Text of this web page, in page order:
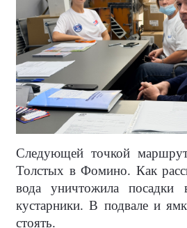
Следующей точкой
Толстых в Фомино. Как
вода уничтожила посадки
кустарники. В подвале и
стоять.